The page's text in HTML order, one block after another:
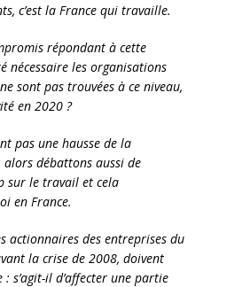
c’est la France qui travaille.
répondant à cette
nécessaire les organisations
sont pas trouvées à ce niveau,
en 2020 ?
pas une hausse de la
débattons aussi de
sur le travail et cela
en France.
actionnaires des entreprises du
la crise de 2008, doivent
il d’affecter une partie